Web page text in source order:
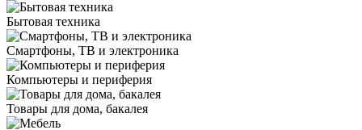
Бытовая техника
Смартфоны, ТВ и электроника
Компьютеры и периферия
Товары для дома, бакалея